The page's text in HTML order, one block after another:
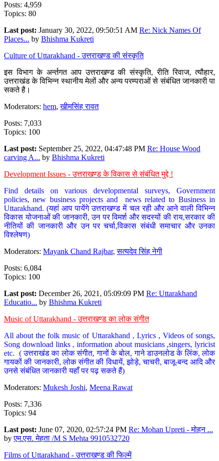
Posts: 4,959
Topics: 80
Last post: January 30, 2022, 09:50:51 AM Re: Nick Names Of
Places... by Bhishma Kukreti
Culture of Uttarakhand - उत्तराखण्ड की संस्कृति
इस विभाग के अर्न्तगत आप उत्तराखण्ड की संस्कृति, रीति रिवाज, त्यौहार,
उत्तराखंड के विभिन्न स्थानीय मेलों और अन्य परम्पराओं से संबंधित जानकारी पा
सकते है।
Moderators: hem,खीमसिंह रावत
Posts: 7,033
Topics: 100
Last post: September 25, 2022, 04:47:48 PM Re: House Wood
carving A... by Bhishma Kukreti
Development Issues - उत्तराखण्ड के विकास से संबंधित मुद्दे !
Find details on various developmental surveys, Government
policies, new business projects and news related to Business in
Uttarakhand. (यहां आप पायेंगे उत्तराखण्ड में चल रही और आने वाली विभिन्न
विकास योजनाओं की जानकारी, उन पर विमर्श और सदस्यों की राय,सरकार की
नीतियों की जानकारी और उन पर चर्चा,विकास संबंधी समाचार और उनका
विश्लेषण)
Moderators: Mayank Chand Rajbar,सत्यदेव सिंह नेगी
Posts: 6,084
Topics: 100
Last post: December 26, 2021, 05:09:09 PM Re: Uttarakhand
Educatio... by Bhishma Kukreti
Music of Uttarakhand - उत्तराखण्ड का लोक संगीत
All about the folk music of Uttarakhand , Lyrics , Videos of songs,
Song download links , information about musicians ,singers, lyricist
etc. ( उत्तराखंड का लोक संगीत, गानों के बोल, गाने डाउनलोड के लिंक, लोक
गायकों की जानकारी, लोक संगीत की विधायें, झोड़े, चाचरी, बाजू-बन्द आदि और
उनसे संबंधित जानकारी यहाँ पर पढ़ सकते हैं)
Moderators: Mukesh Joshi, Meena Rawat
Posts: 7,336
Topics: 94
Last post: June 07, 2020, 02:57:24 PM Re: Mohan Upreti - मोहन ...
byएम.एस. मेहता /M S Mehta 9910532720
Films of Uttarakhand - उत्तराखण्ड की फिल्में